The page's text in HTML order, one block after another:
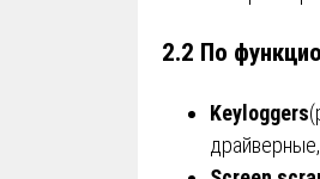
2.2 По
Keyloggers